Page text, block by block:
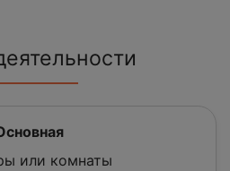
или комнаты